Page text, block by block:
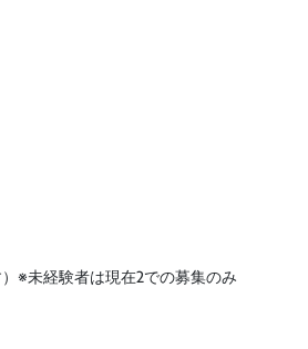
※未経験者は現在2での募集のみ